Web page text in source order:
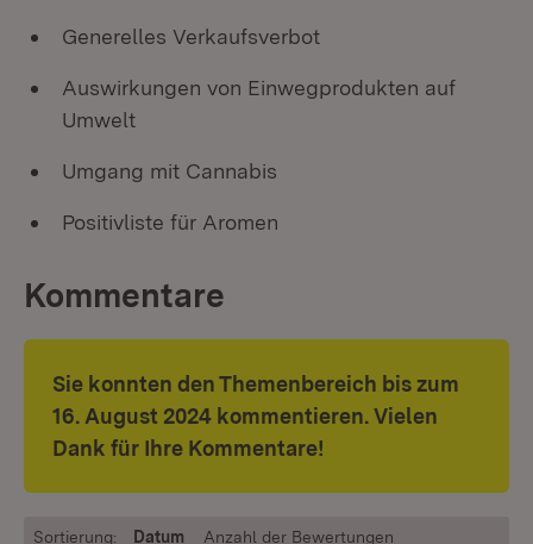
Generelles Verkaufsverbot
Auswirkungen von Einwegprodukten auf
Umwelt
Umgang mit Cannabis
Positivliste für Aromen
Kommentare
Sie konnten den Themenbereich bis zum
16. August 2024 kommentieren. Vielen
Dank für Ihre Kommentare!
Sortierung: Datum Anzahl der Bewertungen